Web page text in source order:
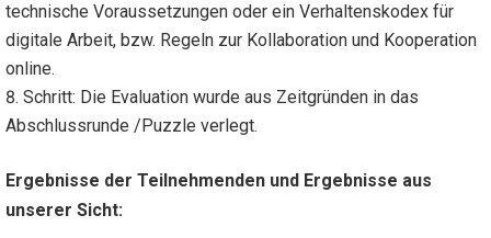
technische Voraussetzungen oder ein Verhaltenskodex für
digitale Arbeit, bzw. Regeln zur Kollaboration und Kooperation
online.
Schritt: Die Evaluation wurde aus Zeitgründen in das
Abschlussrunde /Puzzle verlegt.
Ergebnisse der Teilnehmenden und Ergebnisse aus
unserer Sicht: